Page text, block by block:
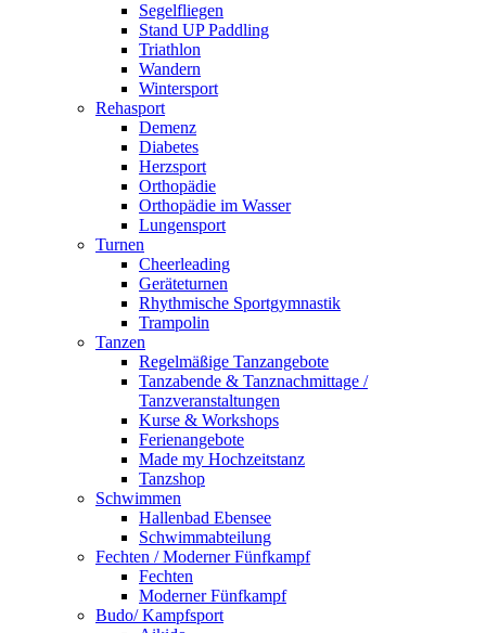
Segelfliegen
Stand UP Paddling
Triathlon
Wandern
Wintersport
Rehasport
Demenz
Diabetes
Herzsport
Orthopädie
Orthopädie im Wasser
Lungensport
Turnen
Cheerleading
Geräteturnen
Rhythmische Sportgymnastik
Trampolin
Tanzen
Regelmäßige Tanzangebote
Tanzabende & Tanznachmittage /
Tanzveranstaltungen
Kurse & Workshops
Ferienangebote
Made my Hochzeitstanz
Tanzshop
Schwimmen
Hallenbad Ebensee
Schwimmabteilung
Fechten / Moderner Fünfkampf
Fechten
Moderner Fünfkampf
Budo/ Kampfsport